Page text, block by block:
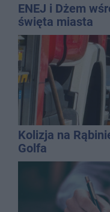
ENEJ i Dżem
święta miasta
Kolizja na
Golfa